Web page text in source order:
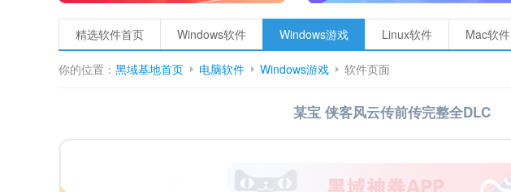
精选软件首页 Windows软件 Windows游戏 Linux软件 Mac软件
你的位置： 黑域基地首页 电脑软件 Windows游戏 软件页面
某宝 侠客风云传前传完整全DLC